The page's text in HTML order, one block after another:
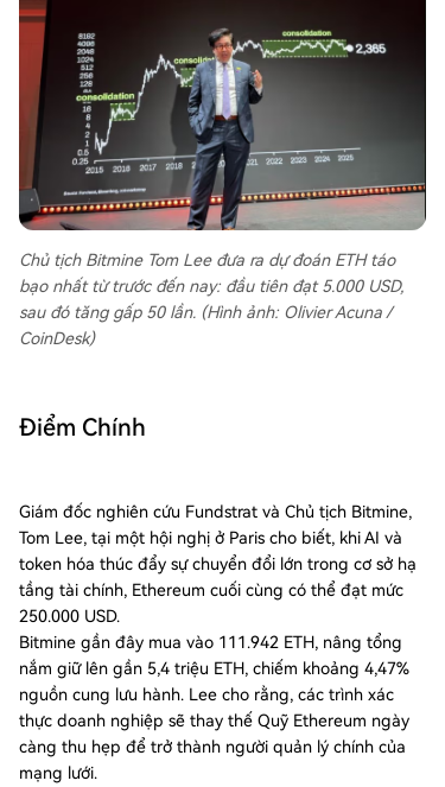
Chủ tịch Bitmine Tom Lee đưa ra dự đoán ETH táo
bạo nhất từ trước đến nay: đầu tiên đạt 5.000 USD,
sau đó tăng gấp 50 lần. (Hình ảnh: Olivier Acuna /
CoinDesk)
Điểm Chính
Giám đốc nghiên cứu Fundstrat và Chủ tịch Bitmine,
Tom Lee, tại một hội nghị ở Paris cho biết, khi AI và
token hóa thúc đẩy sự chuyển đổi lớn trong cơ sở hạ
tầng tài chính, Ethereum cuối cùng có thể đạt mức
250.000 USD.
Bitmine gần đây mua vào 111.942 ETH, nâng tổng
nắm giữ lên gần 5,4 triệu ETH, chiếm khoảng 4,47%
nguồn cung lưu hành. Lee cho rằng, các trình xác
thực doanh nghiệp sẽ thay thế Quỹ Ethereum ngày
càng thu hẹp để trở thành người quản lý chính của
mạng lưới.